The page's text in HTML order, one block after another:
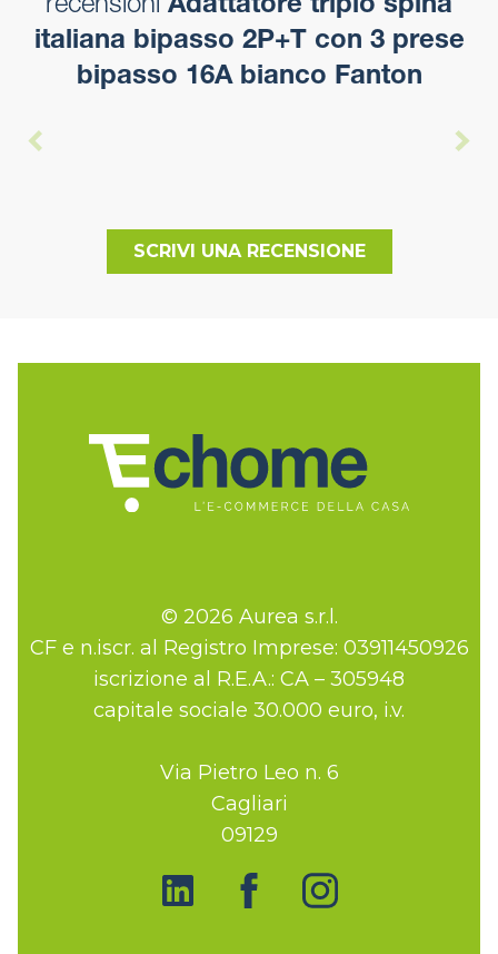
recensioni Adattatore triplo spina
italiana bipasso 2P+T con 3 prese
bipasso 16A bianco Fanton
SCRIVI UNA RECENSIONE
© 2026 Aurea s.r.l.
CF e n.iscr. al Registro Imprese: 03911450926
iscrizione al R.E.A.: CA – 305948
capitale sociale 30.000 euro, i.v.
Via Pietro Leo n. 6
Cagliari
09129